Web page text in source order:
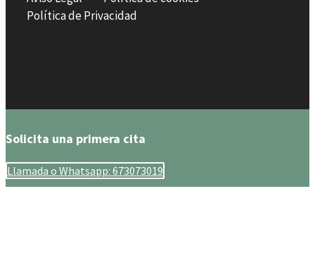
Política de Privacidad
Solicita una primera cita
Llamada o Whatsapp: 673073019